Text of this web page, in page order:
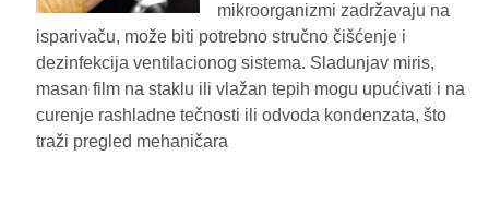
mikroorganizmi zadržavaju na
isparivaču, može biti potrebno stručno čišćenje i
dezinfekcija ventilacionog sistema. Sladunjav miris,
masan film na staklu ili vlažan tepih mogu upućivati i na
curenje rashladne tečnosti ili odvoda kondenzata, što
traži pregled mehaničara